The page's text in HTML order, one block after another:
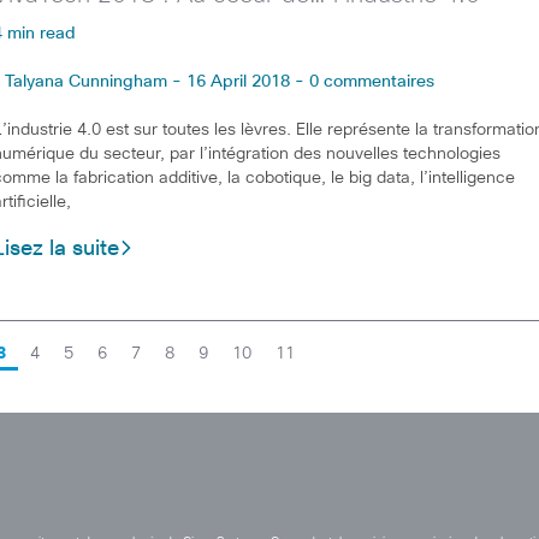
min read
Talyana Cunningham - 16 April 2018 - 0 commentaires
4.0 est sur toutes les lèvres. Elle représente la
du secteur, par l’intégration des nouvelles technologies
la fabrication additive, la cobotique, le big data, l’intelligence
la suite
4 5 6 7 8 9 10 11